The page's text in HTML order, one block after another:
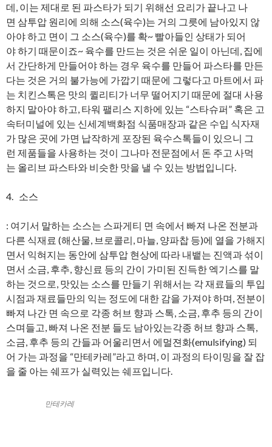
데, 이는 제대로 된 파스타가 되기 위해선 요리가 끝나고 나
면 삼투압 원리에 의해 소스(육수)는 거의 그릇에 남아있지 않
아야 하고 면이 그 소스(육수)를 확~ 빨아들인 상태가 되어
야 하기 때문이죠~ 육수를 만드는 것은 쉬운 일이 아닌데, 집에
서 간단하게 만들어야 하는 경우 육수를 만들어 파스타를 만든
다는 것은 거의 불가능에 가깝기 때문에 그렇다고 마트에서 파
는 치킨스톡은 맛의 퀼리티가 너무 떨어지기 때문에 절대 사용
하지 말아야 하고, 타워 팰리스 지하에 있는 “스타슈퍼” 혹은 고
속터미널에 있는 신세계백화점 식품매장과 같은 수입 식자재
가 많은 곳에 가면 납작하게 포장된 육수스톡들이 있으니 그
런 제품들을 사용하는 것이 그나마 전문점에서 돈 주고 사먹
는 올리브 파스타와 비슷한 맛을 낼 수 있는 방법입니다.
4. 소스
: 여기서 말하는 소스는 스파게티 면 속에서 빠져 나온 전분과
다른 식재료 (해산물, 브로콜리, 마늘, 양파찹 등)에 열을 가해지
면서 익혀지는 동안에 삼투압 현상에 따라 내뱉는 진액과 섞이
면서 소금, 후추, 향신료 등의 간이 가미된 진득한 엑기스를 말
하는 것으로, 맛있는 소스를 만들기 위해서는 각 재료들의 투입
시점과 재료들만의 익는 정도에 대한 감을 가져야 하며, 전분이
빠져 나간 면 속으로 각종 허브 향과 스톡, 소금, 후추 등의 간이
스며들고, 빠져 나온 전분 들도 남아있는각종 허브 향과 스톡,
소금, 후추 등의 간들과 어울리면서 에멀젼화(emulsifying) 되
어 가는 과정을 “만테카레”라고 하며, 이 과정의 타이밍을 잘 잡
을 줄 아는 쉐프가 실력있는 쉐프입니다.
만테카레